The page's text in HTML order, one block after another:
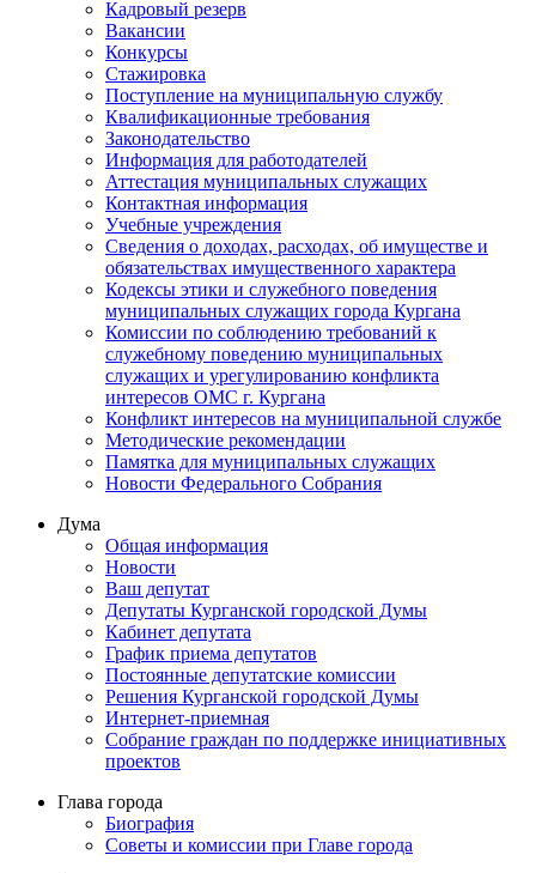
Кадровый резерв
Вакансии
Конкурсы
Стажировка
Поступление на муниципальную службу
Квалификационные требования
Законодательство
Информация для работодателей
Аттестация муниципальных служащих
Контактная информация
Учебные учреждения
Сведения о доходах, расходах, об имуществе и
обязательствах имущественного характера
Кодексы этики и служебного поведения
муниципальных служащих города Кургана
Комиссии по соблюдению требований к
служебному поведению муниципальных
служащих и урегулированию конфликта
интересов ОМС г. Кургана
Конфликт интересов на муниципальной службе
Методические рекомендации
Памятка для муниципальных служащих
Новости Федерального Cобрания
Дума
Общая информация
Новости
Ваш депутат
Депутаты Курганской городской Думы
Кабинет депутата
График приема депутатов
Постоянные депутатские комиссии
Решения Курганской городской Думы
Интернет-приемная
Собрание граждан по поддержке инициативных
проектов
Глава города
Биография
Советы и комиссии при Главе города